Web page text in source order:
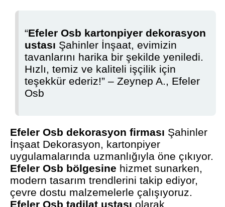
“Efeler Osb kartonpiyer dekorasyon
ustası Şahinler İnşaat, evimizin
tavanlarını harika bir şekilde yeniledi.
Hızlı, temiz ve kaliteli işçilik için
teşekkür ederiz!” – Zeynep A., Efeler
Osb
Efeler Osb dekorasyon firması Şahinler
İnşaat Dekorasyon, kartonpiyer
uygulamalarında uzmanlığıyla öne çıkıyor.
Efeler Osb bölgesine hizmet sunarken,
modern tasarım trendlerini takip ediyor,
çevre dostu malzemelerle çalışıyoruz.
Efeler Osb tadilat ustası olarak,